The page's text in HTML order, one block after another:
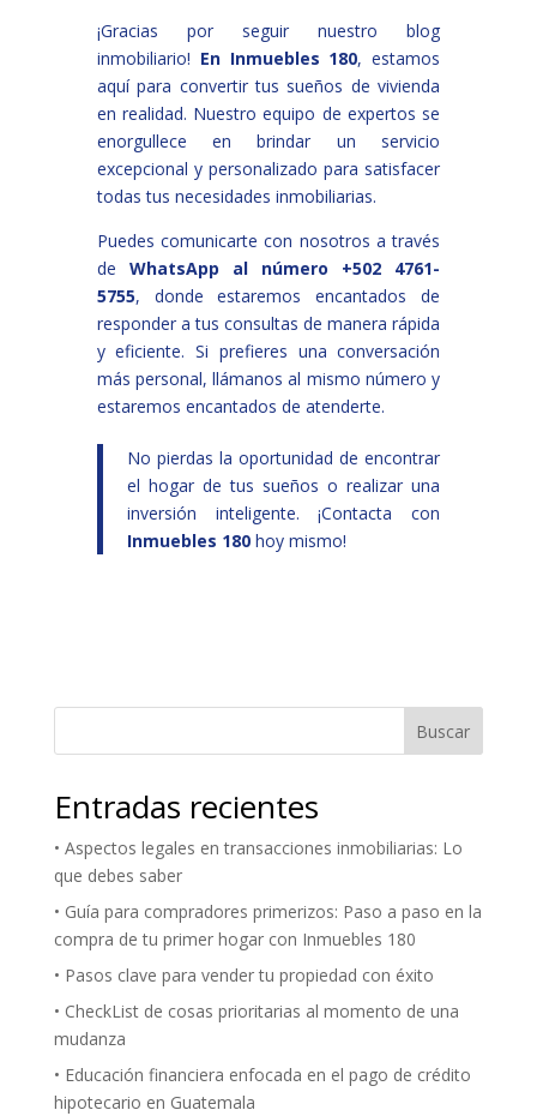
¡Gracias por seguir nuestro blog
inmobiliario! En Inmuebles 180, estamos
aquí para convertir tus sueños de vivienda
en realidad. Nuestro equipo de expertos se
enorgullece en brindar un servicio
excepcional y personalizado para satisfacer
todas tus necesidades inmobiliarias.
Puedes comunicarte con nosotros a través
de WhatsApp al número +502 4761-
5755, donde estaremos encantados de
responder a tus consultas de manera rápida
y eficiente. Si prefieres una conversación
más personal, llámanos al mismo número y
estaremos encantados de atenderte.
No pierdas la oportunidad de encontrar
el hogar de tus sueños o realizar una
inversión inteligente. ¡Contacta con
Inmuebles 180hoy mismo!
Buscar
Entradas recientes
• Aspectos legales en transacciones inmobiliarias: Lo
que debes saber
• Guía para compradores primerizos: Paso a paso en la
compra de tu primer hogar con Inmuebles 180
• Pasos clave para vender tu propiedad con éxito
• CheckList de cosas prioritarias al momento de una
mudanza
• Educación financiera enfocada en el pago de crédito
hipotecario en Guatemala